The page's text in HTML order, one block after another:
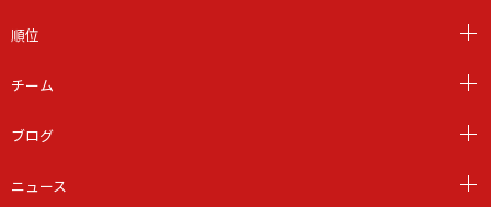
順位
チーム
ブログ
ニュース